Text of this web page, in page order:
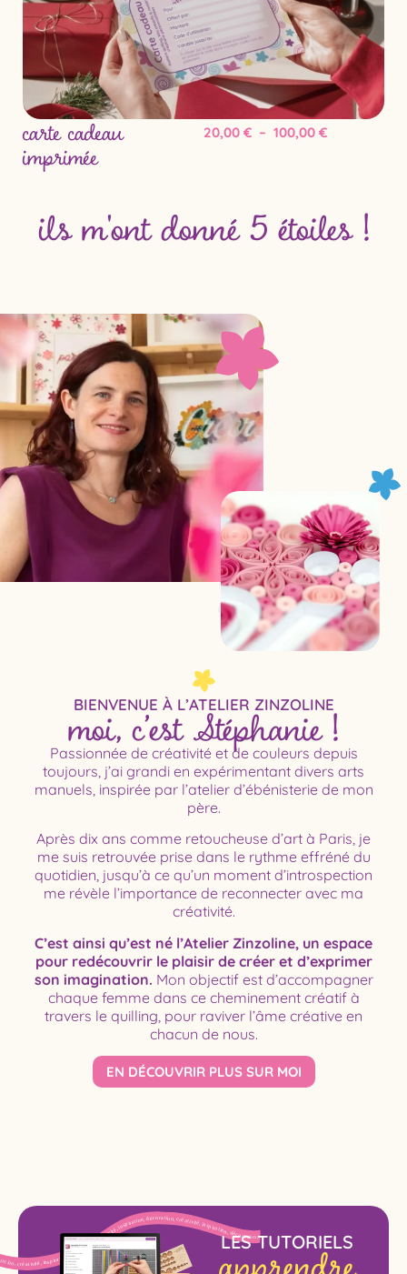
carte cadeau
imprimée 20,00 € – 100,00 €
ils m'ont donné 5 étoiles !
BIENVENUE À L’ATELIER ZINZOLINE
moi, c’est Stéphanie !
Passionnée de créativité et de couleurs depuis
toujours, j’ai grandi en expérimentant divers arts
manuels, inspirée par l’atelier d’ébénisterie de mon
père.
Après dix ans comme retoucheuse d’art à Paris, je
me suis retrouvée prise dans le rythme effréné du
quotidien, jusqu’à ce qu’un moment d’introspection
me révèle l’importance de reconnecter avec ma
créativité.
C’est ainsi qu’est né l’Atelier Zinzoline, un espace
pour redécouvrir le plaisir de créer et d’exprimer
son imagination. Mon objectif est d’accompagner
chaque femme dans ce cheminement créatif à
travers le quilling, pour raviver l’âme créative en
chacun de nous.
EN DÉCOUVRIR PLUS SUR MOI
LES TUTORIELS